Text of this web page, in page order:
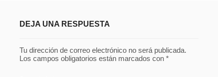
DEJA UNA RESPUESTA
Tu dirección de correo electrónico no será publicada.
Los campos obligatorios están marcados con *